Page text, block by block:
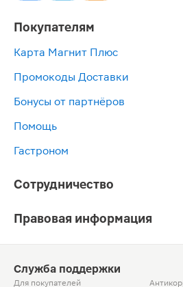
Покупателям
Карта Магнит Плюс
Промокоды Доставки
Бонусы от партнёров
Помощь
Гастроном
Сотрудничество
Правовая информация
Служба поддержки
Для покупателей